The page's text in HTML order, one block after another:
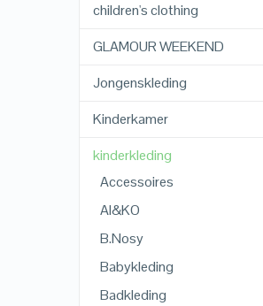
children's clothing
GLAMOUR WEEKEND
Jongenskleding
Kinderkamer
kinderkleding
Accessoires
AI&KO
B.Nosy
Babykleding
Badkleding